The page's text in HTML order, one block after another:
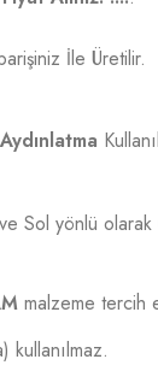
İle Üretilir.
Sol yönlü olarak
malzeme tercih
kullanılmaz.